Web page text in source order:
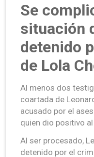
Se
situación
detenido
de Lola
Al menos dos
coartada de
acusado por el
quien dio positivo al
Al ser procesado,
detenido por el